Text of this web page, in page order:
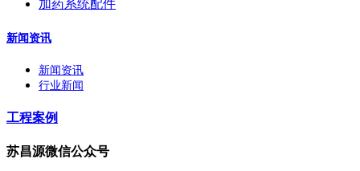
加药系统配件
新闻资讯
新闻资讯
行业新闻
工程案例
苏昌源微信公众号